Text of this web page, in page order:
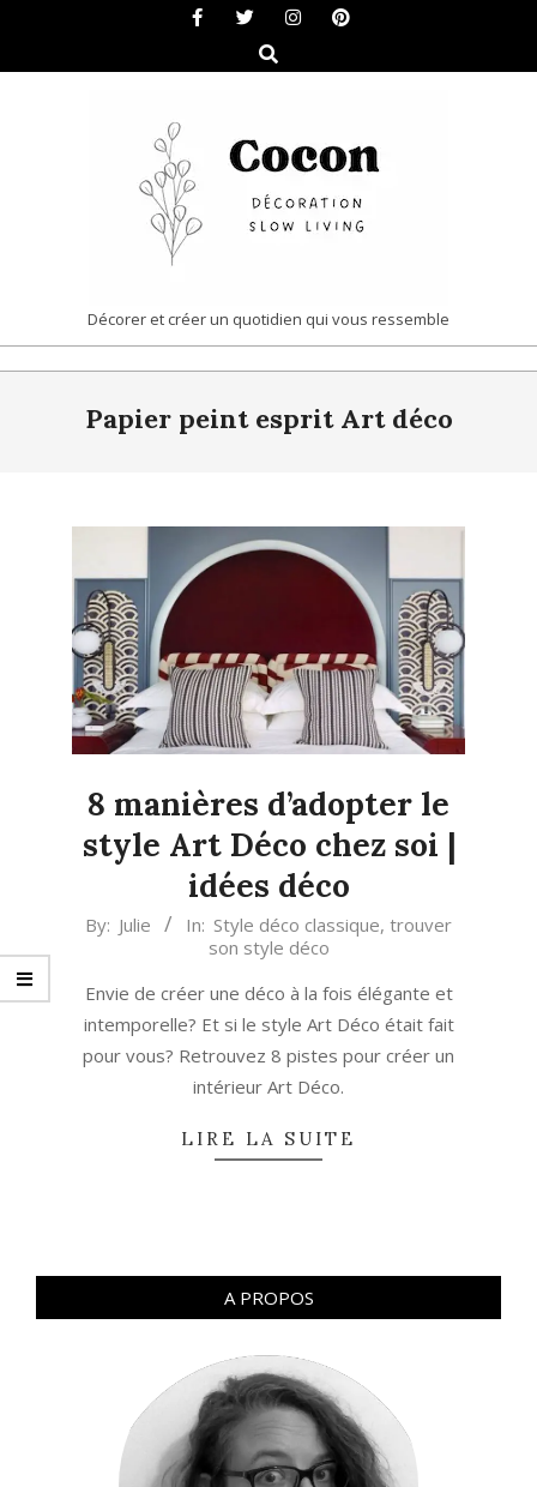
content
Search
COCON
|
DÉCORATION
LIVING
Décorer et créer un quotidien qui vous ressemble
Papier peint esprit Art déco
8 manières d’adopter le
style Art Déco chez soi |
idées déco
2024-
03
By: Julie In: Style déco classique, trouver
son style déco
Envie de créer une déco à la fois élégante et
intemporelle? Et si le style Art Déco était fait
pour vous? Retrouvez 8 pistes pour créer un
intérieur Art Déco.
LIRE LA SUITE
A PROPOS